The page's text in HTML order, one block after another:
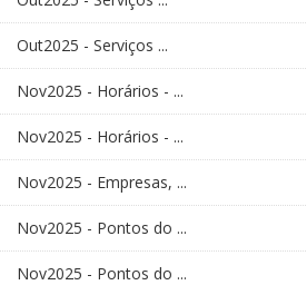
Out2025 - Serviços ...
Nov2025 - Horários - ...
Nov2025 - Horários - ...
Nov2025 - Empresas, ...
Nov2025 - Pontos do ...
Nov2025 - Pontos do ...